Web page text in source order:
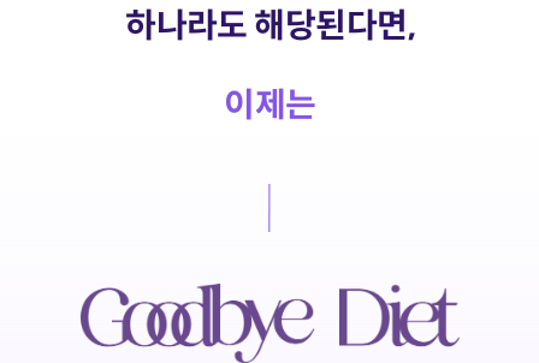
하나라도 해당된다면,
이제는